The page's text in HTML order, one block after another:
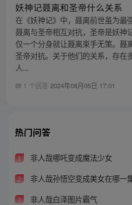
妖神记聂离和圣帝什么关系
在《妖神记》中，聂离前世虽为最
聂离与圣帝相互对抗，圣帝是妖神
仅一个分身就让聂离束手无策。聂
圣帝对抗。关于他们的关系，存在
人...
1 个回答 2024年08月05日 17:01
热门问答
1 非人哉哪吒变成魔法少女
2 非人哉孙悟空变成美女在哪一
3 非人哉白泽图片霸气